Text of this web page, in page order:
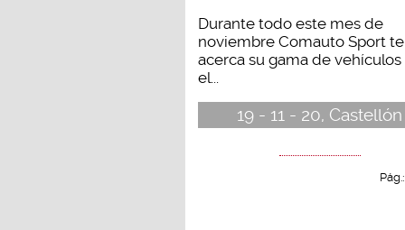
Durante todo este mes de
noviembre Comauto Sport te
acerca su gama de vehículos
el...
19 - 11 - 20, Castellón